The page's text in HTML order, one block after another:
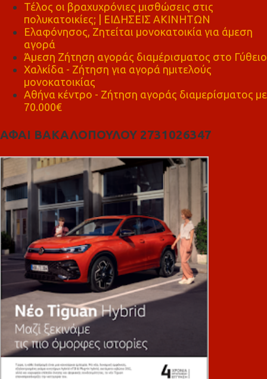
Τέλος οι βραχυχρόνιες μισθώσεις στις
πολυκατοικίες; | ΕΙΔΗΣΕΙΣ ΑΚΙΝΗΤΩΝ
Ελαφόνησος, Ζητείται μονοκατοικία για άμεση
αγορά
Άμεση Ζήτηση αγοράς διαμέρισματος στο Γύθειο
Χαλκίδα - Ζήτηση για αγορά ημιτελούς
μονοκατοικίας
Αθήνα κέντρο - Ζήτηση αγοράς διαμερίσματος με
70.000€
ΑΦΑΙ ΒΑΚΑΛΟΠΟΥΛΟΥ 2731026347